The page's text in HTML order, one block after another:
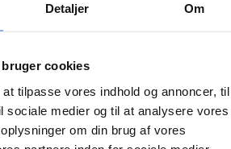
Detaljer Om
bruger cookies
tilpasse vores indhold og annoncer,
sociale medier og til at analysere vores
om din brug af vores